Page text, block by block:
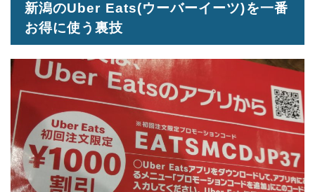
新潟のUber Eats(ウーバーイーツ)を一番
お得に使う裏技